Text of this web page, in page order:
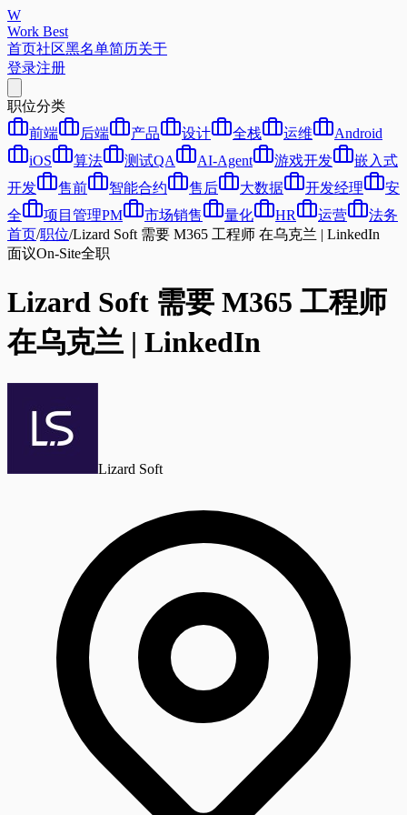
W
Work Best
首页社区黑名单简历关于
登录注册
职位分类
前端
后端 产品 设计 全栈 运维
Android
iOS
算法 测试QA AI-Agent 游戏开发
嵌入式
开发
售前 智能合约 售后 大数据 开发经理
安
全
项目管理PM 市场销售 量化 HR 运营
法务
首页/职位/Lizard Soft 需要 M365 工程师 在乌克兰 | LinkedIn
面议On-Site全职
Lizard Soft 需要 M365 工程师
在乌克兰 | LinkedIn
Lizard Soft